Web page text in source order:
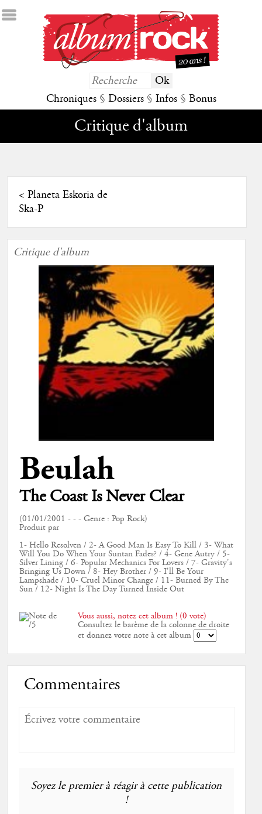
Chroniques § Dossiers § Infos § Bonus
Critique d'album
< Planeta Eskoria de
Ska-P
Critique d'album
Beulah
The Coast Is Never Clear
(01/01/2001 - - - Genre : Pop Rock)
Produit par
1- Hello Resolven / 2- A Good Man Is Easy To Kill / 3- What
Will You Do When Your Suntan Fades? / 4- Gene Autry / 5-
Silver Lining / 6- Popular Mechanics For Lovers / 7- Gravity's
Bringing Us Down / 8- Hey Brother / 9- I'll Be Your
Lampshade / 10- Cruel Minor Change / 11- Burned By The
Sun / 12- Night Is The Day Turned Inside Out
Vous aussi, notez cet album ! (0 vote)
Consultez le barème de la colonne de droite
et donnez votre note à cet album
Commentaires
Soyez le premier à réagir à cette publication
!